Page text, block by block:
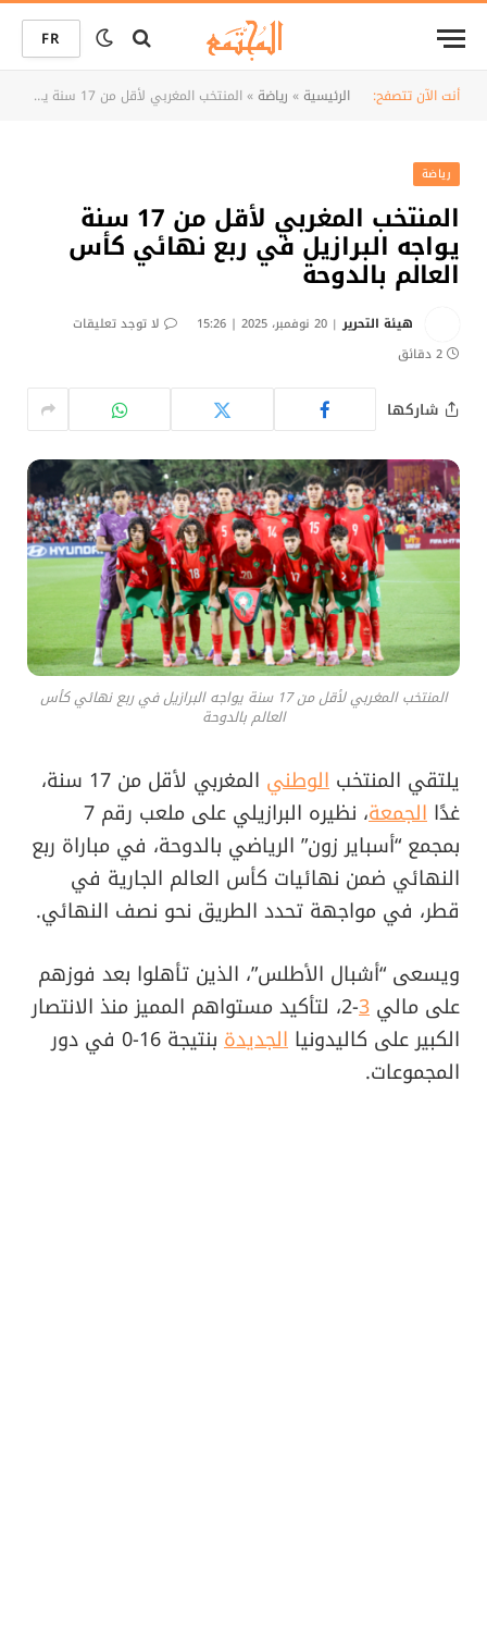
FR
أنت الآن تتصفح: الرئيسية» رياضة»المنتخب المغربي لأقل من 17 سنة يواجه البرازيل في ربع نهائي كأس العالم بالدوحة
رياضة
المنتخب المغربي لأقل من 17 سنة
يواجه البرازيل في ربع نهائي كأس
العالم بالدوحة
هيئة التحرير 20 نوفمبر، 2025 | 15:26
لا توجد تعليقات
2 دقائق
شاركها
المنتخب المغربي لأقل من 17 سنة يواجه البرازيل في ربع نهائي كأس
العالم بالدوحة
يلتقي المنتخب الوطني
المغربي لأقل من 17 سنة،
غدًا الجمعة
، نظيره البرازيلي على ملعب رقم 7
بمجمع “أسباير زون” الرياضي بالدوحة، في مباراة ربع
النهائي ضمن نهائيات كأس العالم الجارية في
قطر، في مواجهة تحدد الطريق نحو نصف النهائي.
ويسعى “أشبال الأطلس”، الذين تأهلوا بعد فوزهم
على مالي 3 -2، لتأكيد مستواهم المميز منذ الانتصار
الكبير على كاليدونيا الجديدة
بنتيجة 16-0 في دور
المجموعات.